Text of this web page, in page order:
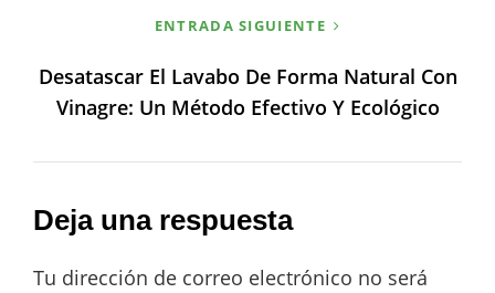
ENTRADA SIGUIENTE
Desatascar El Lavabo De Forma Natural Con
Vinagre: Un Método Efectivo Y Ecológico
Deja una respuesta
Tu dirección de correo electrónico no será